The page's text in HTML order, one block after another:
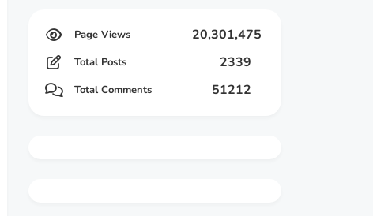
20,301,475
Total Posts 2339
Total Comments 51212